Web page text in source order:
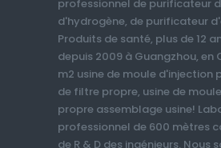
professionnel de purificateur
d'hydrogène, de purificateur
Produits de santé, plus de 12
depuis 2009 à Guangzhou, en
m2 usine de moule d'injection
de filtre propre, usine de
propre assemblage usine!
professionnel de 600 mètres
de R & D des ingénieurs. Nous